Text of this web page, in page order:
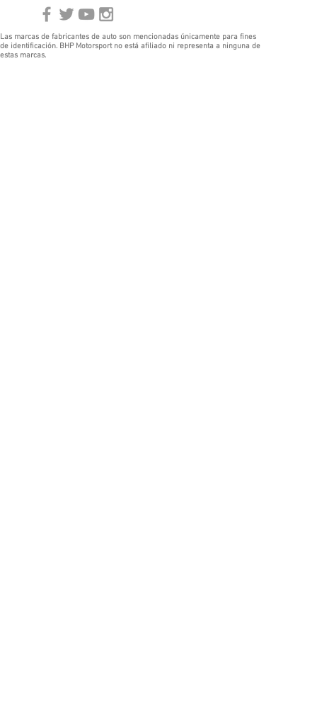
Las marcas de fabricantes de auto son mencionadas únicamente para fines
de identificación. BHP Motorsport no está afiliado ni representa a ninguna de
estas marcas.